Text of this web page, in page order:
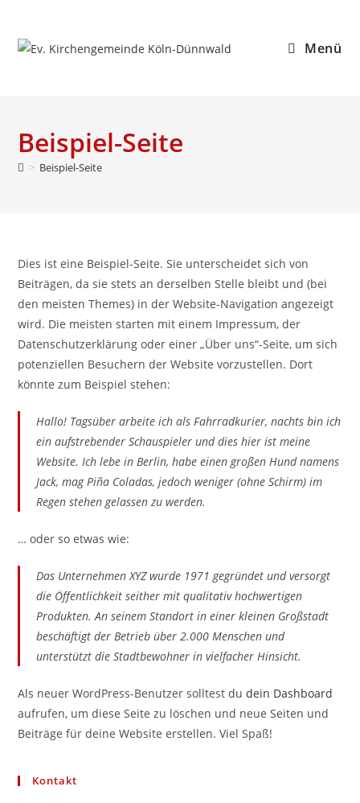
Menü
Beispiel-Seite
> Beispiel-Seite
Dies ist eine Beispiel-Seite. Sie unterscheidet sich von
Beiträgen, da sie stets an derselben Stelle bleibt und (bei
den meisten Themes) in der Website-Navigation angezeigt
wird. Die meisten starten mit einem Impressum, der
Datenschutzerklärung oder einer „Über uns“-Seite, um sich
potenziellen Besuchern der Website vorzustellen. Dort
könnte zum Beispiel stehen:
Hallo! Tagsüber arbeite ich als Fahrradkurier, nachts bin ich
ein aufstrebender Schauspieler und dies hier ist meine
Website. Ich lebe in Berlin, habe einen großen Hund namens
Jack, mag Piña Coladas, jedoch weniger (ohne Schirm) im
Regen stehen gelassen zu werden.
… oder so etwas wie:
Das Unternehmen XYZ wurde 1971 gegründet und versorgt
die Öffentlichkeit seither mit qualitativ hochwertigen
Produkten. An seinem Standort in einer kleinen Großstadt
beschäftigt der Betrieb über 2.000 Menschen und
unterstützt die Stadtbewohner in vielfacher Hinsicht.
Als neuer WordPress-Benutzer solltest dudein Dashboard
aufrufen, um diese Seite zu löschen und neue Seiten und
Beiträge für deine Website erstellen. Viel Spaß!
Kontakt